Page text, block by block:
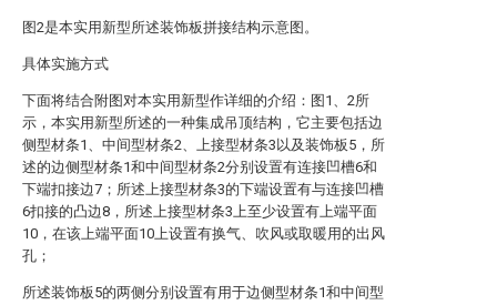
图2是本实用新型所述装饰板拼接结构示意图。
具体实施方式
下面将结合附图对本实用新型作详细的介绍：图1、2所
示，本实用新型所述的一种集成吊顶结构，它主要包括边
侧型材条1、中间型材条2、上接型材条3以及装饰板5，所
述的边侧型材条1和中间型材条2分别设置有连接凹槽6和
下端扣接边7；所述上接型材条3的下端设置有与连接凹槽
6扣接的凸边8，所述上接型材条3上至少设置有上端平面
10，在该上端平面10上设置有换气、吹风或取暖用的出风
孔；
所述装饰板5的两侧分别设置有用于边侧型材条1和中间型